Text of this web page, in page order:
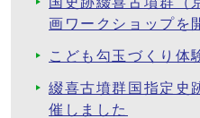
画ワークショップを
こども勾玉づくり体
綴喜古墳群国指定史
催しました